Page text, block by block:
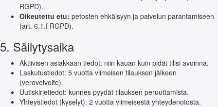
RGPD).
Oikeutettu etu: petosten ehkäisyyn ja palvelun parantamiseen
(art. 6.1.f RGPD).
5. Säilytysaika
Aktiivisen asiakkaan tiedot: niin kauan kuin pidät tilisi avoinna.
Laskutustiedot: 5 vuotta viimeisen tilauksen jälkeen
(verovelvoite).
Uutiskirjetiedot: kunnes pyydät tilauksen peruuttamista.
Yhteystiedot (kyselyt): 2 vuotta viimeisestä yhteydenotosta.